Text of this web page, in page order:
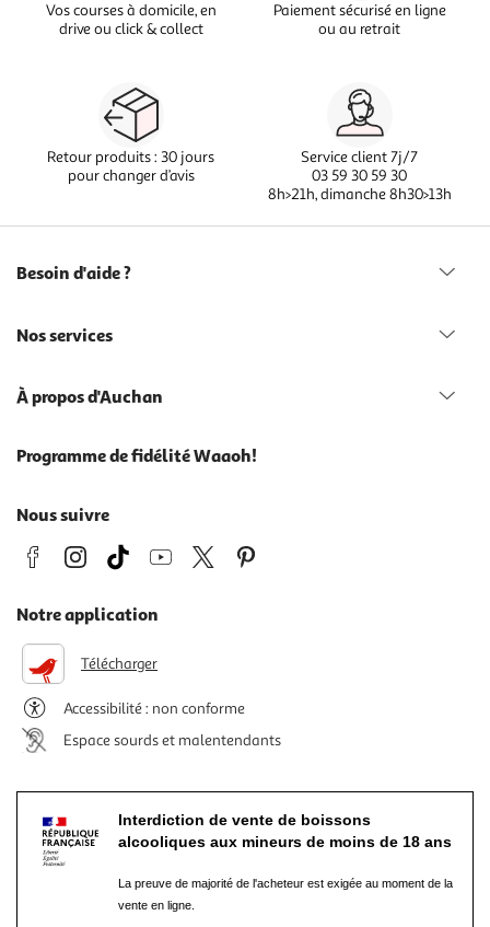
Vos courses à domicile, en
drive ou click & collect
Paiement sécurisé en ligne
ou au retrait
Retour produits : 30 jours
pour changer d’avis
Service client 7j/7
03 59 30 59 30
8h>21h, dimanche 8h30>13h
Besoin d'aide ?
Nos services
À propos d'Auchan
Programme de fidélité Waaoh!
Nous suivre
Notre application
Télécharger
Accessibilité : non conforme
Espace sourds et malentendants
Interdiction de vente de boissons
alcooliques aux mineurs de moins de 18 ans
La preuve de majorité de l'acheteur est exigée au moment de la
vente en ligne.